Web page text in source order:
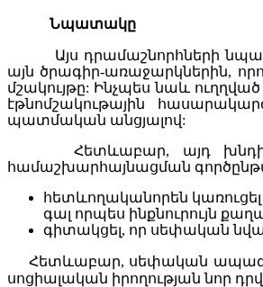
Նպատակը
Այս դրամաշնորհների
այն ծրագիր-առաջարկներին,
մշակույթը: Ինչպես նաև ուղղված
էթնոմշակութային
պատմական անցյալով:
Հետևաբար, այդ
համաշխարհայնացման
հետևողականորեն կառուցել
գալ որպես ինքնուրույն
գիտակցել, որ սեփական
Հետևաբար, սեփական
սոցիալական իրողության նոր